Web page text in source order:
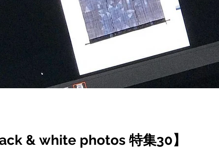
& white photos 特集30】